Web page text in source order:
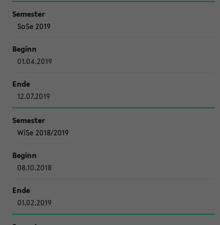
SoSe 2019
01.04.2019
12.07.2019
WiSe 2018/2019
08.10.2018
01.02.2019